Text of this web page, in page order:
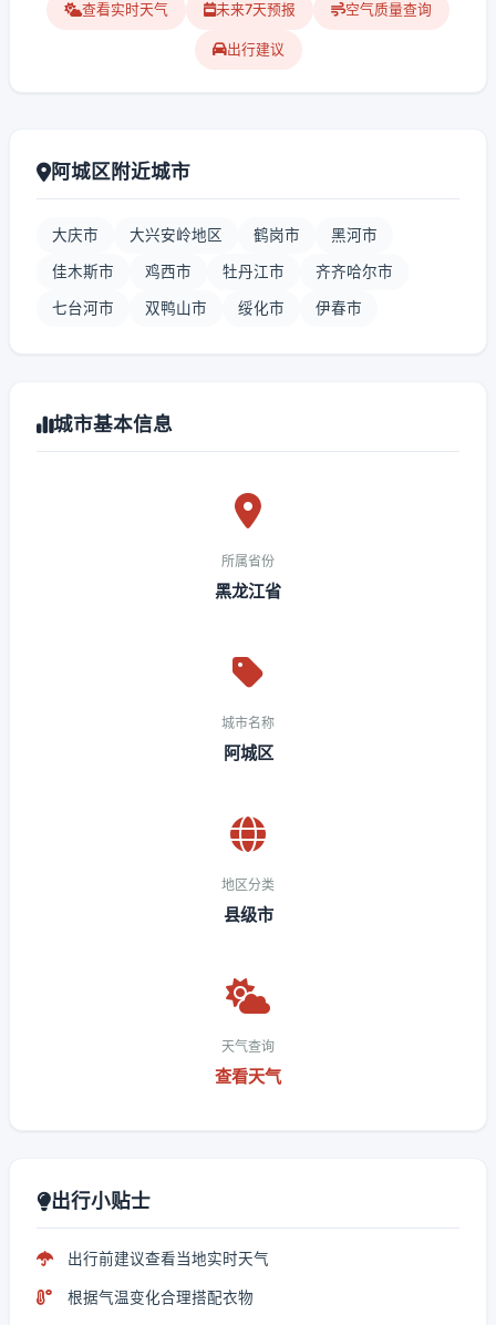
查看实时天气 未来7天预报 空气质量查询
出行建议
阿城区附近城市
大庆市 大兴安岭地区 鹤岗市 黑河市
佳木斯市 鸡西市 牡丹江市 齐齐哈尔市
七台河市 双鸭山市 绥化市 伊春市
城市基本信息
所属省份
黑龙江省
城市名称
阿城区
地区分类
县级市
天气查询
查看天气
出行小贴士
出行前建议查看当地实时天气
根据气温变化合理搭配衣物